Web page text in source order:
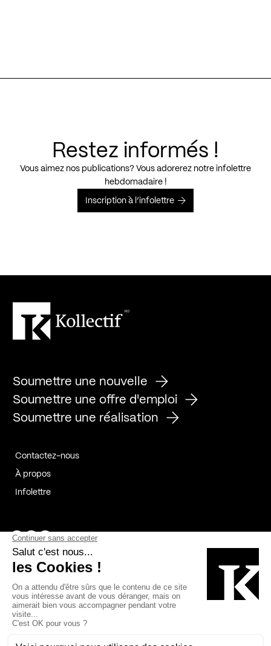
Restez informés !
Vous aimez nos publications? Vous adorerez notre infolettre
hebdomadaire !
Inscription à l’infolettre
Soumettre une nouvelle
Soumettre une offre d'emploi
Soumettre une réalisation
Contactez-nous
À propos
Infolettre
Page Facebook de Kollectif
Page Instagram de Kollectif
Page Linkedin de Kollectif
Bâtiment-Durable-Québec-1
Esquisses-1